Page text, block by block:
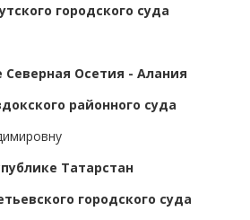
городского суда
Северная Осетия - Алания
районного суда
Татарстан
городского суда